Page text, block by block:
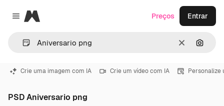
Close menu
Magnific
Limpar
Preços Entrar
Crie uma imagem com IA Crie um vídeo com IA Personalize
PSD Aniversario png